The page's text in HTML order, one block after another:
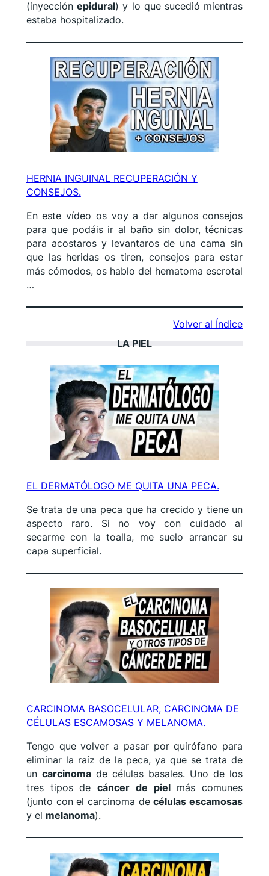
(inyecciónepidural) y lo que sucedió mientras
estaba hospitalizado.
HERNIA INGUINAL RECUPERACIÓN Y
CONSEJOS.
En este vídeo os voy a dar algunos consejos
para que podáis ir al baño sin dolor, técnicas
para acostaros y levantaros de una cama sin
que las heridas os tiren, consejos para estar
más cómodos, os hablo del hematoma escrotal
…
Volver al Índice
LA PIEL
EL DERMATÓLOGO ME QUITA UNA PECA.
Se trata de una peca que ha crecido y tiene un
aspecto raro. Si no voy con cuidado al
secarme con la toalla, me suelo arrancar su
capa superficial.
CARCINOMA BASOCELULAR, CARCINOMA DE
CÉLULAS ESCAMOSAS Y MELANOMA.
Tengo que volver a pasar por quirófano para
eliminar la raíz de la peca, ya que se trata de
un carcinomade células basales. Uno de los
tres tipos decáncer de pielmás comunes
(junto con el carcinoma decélulas escamosas
y el melanoma).